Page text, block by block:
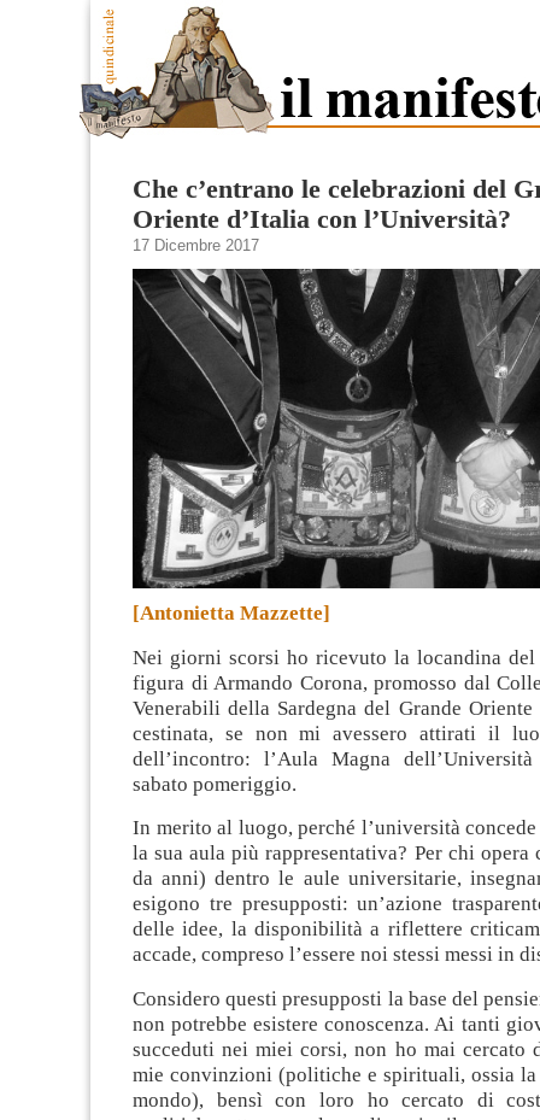
Che c’entrano le celebrazioni del
Oriente d’Italia con l’Università?
17 Dicembre 2017
[Antonietta Mazzette]
Nei giorni scorsi ho ricevuto la locandina del
figura di Armando Corona, promosso dal
Venerabili della Sardegna del Grande Oriente
cestinata, se non mi avessero attirati il
dell’incontro: l’Aula Magna
sabato pomeriggio.
In merito al luogo, perché l’università
la sua aula più rappresentativa? Per chi opera
da anni) dentro le aule universitarie,
esigono tre presupposti: un’azione
delle idee, la disponibilità a riflettere
accade, compreso l’essere noi stessi messi in
Considero questi presupposti la base del
non potrebbe esistere conoscenza. Ai tanti
succeduti nei miei corsi, non ho mai cercato
mie convinzioni (politiche e spirituali, ossia
mondo), bensì con loro ho cercato di